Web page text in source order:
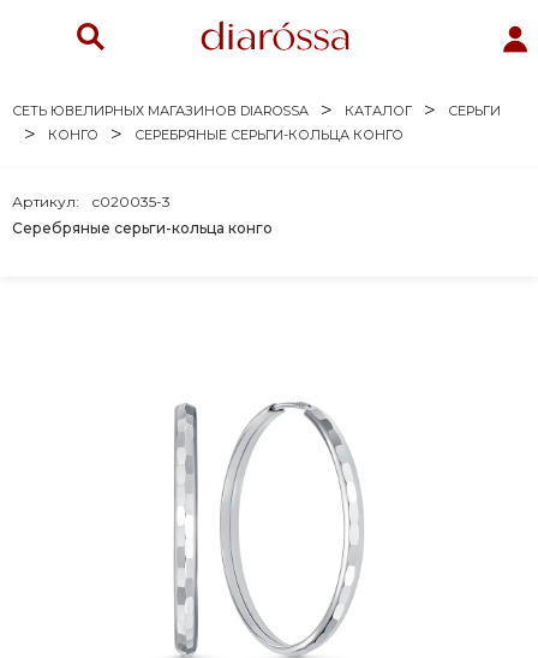
СЕТЬ ЮВЕЛИРНЫХ МАГАЗИНОВ DIAROSSA КАТАЛОГ
СЕРЬГИ
КОНГО
СЕРЕБРЯНЫЕ СЕРЬГИ-КОЛЬЦА КОНГО
Серебряные серьги-кольца конго
Артикул: с020035-3